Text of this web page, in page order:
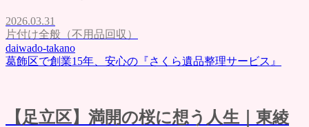
2026.03.31
片付け全般（不用品回収）
daiwado-takano
葛飾区で創業15年、安心の『さくら遺品整理サービス』
【足立区】満開の桜に想う人生｜東綾